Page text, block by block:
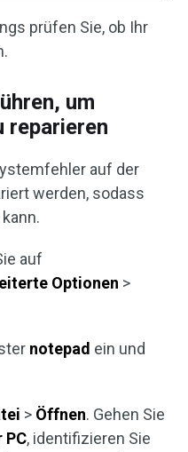
prüfen Sie, ob Ihr
um
reparieren
auf der
werden, sodass
auf
Optionen >
notepad ein und
> Öffnen. Gehen Sie
PC, identifizieren Sie